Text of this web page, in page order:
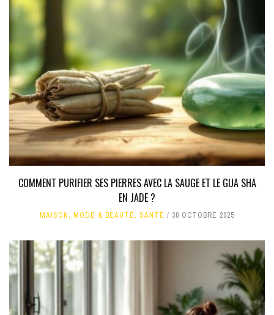
COMMENT PURIFIER SES PIERRES AVEC LA SAUGE ET LE GUA SHA
EN JADE ?
MAISON, MODE & BEAUTÉ, SANTÉ 30 OCTOBRE 2025